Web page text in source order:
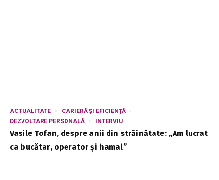
ACTUALITATE
CARIERĂ ȘI EFICIENȚĂ
DEZVOLTARE PERSONALĂ
INTERVIU
Vasile Tofan, despre anii din străinătate: „Am lucrat
ca bucătar, operator și hamal”